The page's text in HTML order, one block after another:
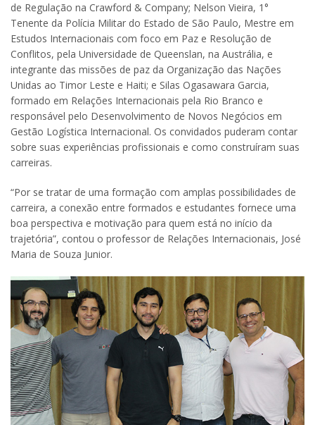
de Regulação na Crawford & Company; Nelson Vieira, 1°
Tenente da Polícia Militar do Estado de São Paulo, Mestre em
Estudos Internacionais com foco em Paz e Resolução de
Conflitos, pela Universidade de Queenslan, na Austrália, e
integrante das missões de paz da Organização das Nações
Unidas ao Timor Leste e Haiti; e Silas Ogasawara Garcia,
formado em Relações Internacionais pela Rio Branco e
responsável pelo Desenvolvimento de Novos Negócios em
Gestão Logística Internacional. Os convidados puderam contar
sobre suas experiências profissionais e como construíram suas
carreiras.
“Por se tratar de uma formação com amplas possibilidades de
carreira, a conexão entre formados e estudantes fornece uma
boa perspectiva e motivação para quem está no início da
trajetória”, contou o professor de Relações Internacionais, José
Maria de Souza Junior.